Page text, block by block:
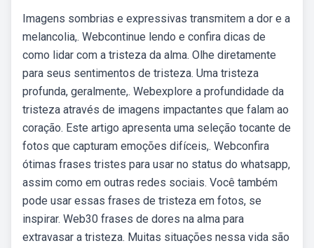
Imagens sombrias e expressivas transmitem a dor e a
melancolia,. Webcontinue lendo e confira dicas de
como lidar com a tristeza da alma. Olhe diretamente
para seus sentimentos de tristeza. Uma tristeza
profunda, geralmente,. Webexplore a profundidade da
tristeza através de imagens impactantes que falam ao
coração. Este artigo apresenta uma seleção tocante de
fotos que capturam emoções difíceis,. Webconfira
ótimas frases tristes para usar no status do whatsapp,
assim como em outras redes sociais. Você também
pode usar essas frases de tristeza em fotos, se
inspirar. Web30 frases de dores na alma para
extravasar a tristeza. Muitas situações nessa vida são